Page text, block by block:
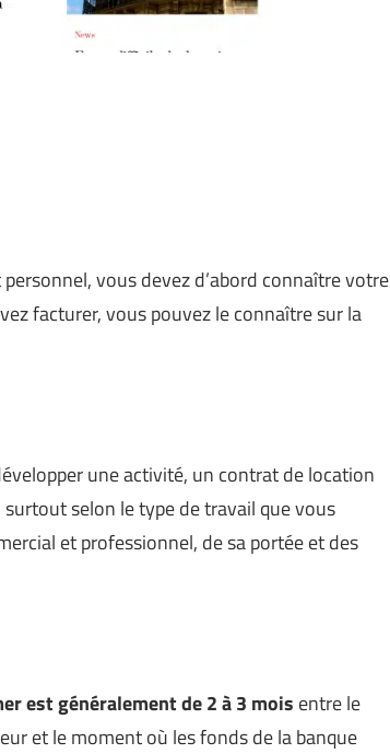
vous devez d’abord connaître votre
facturer, vous pouvez le connaître sur la
une activité, un contrat de location
selon le type de travail que vous
et professionnel, de sa portée et des
est généralement de 2 à 3 mois entre le
et le moment où les fonds de la banque